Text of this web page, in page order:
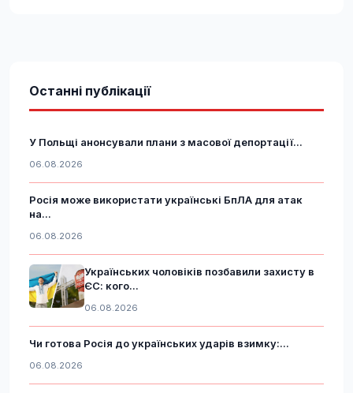
Останні публікації
У Польщі анонсували плани з масової депортації...
06.08.2026
Росія може використати українські БпЛА для атак
на...
06.08.2026
Українських чоловіків позбавили захисту в
ЄС: кого...
06.08.2026
Чи готова Росія до українських ударів взимку:...
06.08.2026